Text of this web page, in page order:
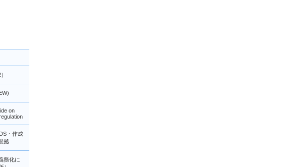
on
・作成
拠
務化に